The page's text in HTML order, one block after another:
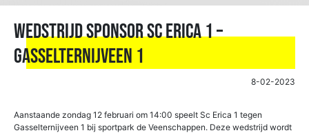
Wedstrijd sponsor Sc Erica 1 –
Gasselternijveen 1
8-02-2023
Aanstaande zondag 12 februari om 14:00 speelt Sc Erica 1 tegen
Gasselternijveen 1 bij sportpark de Veenschappen. Deze wedstrijd wordt